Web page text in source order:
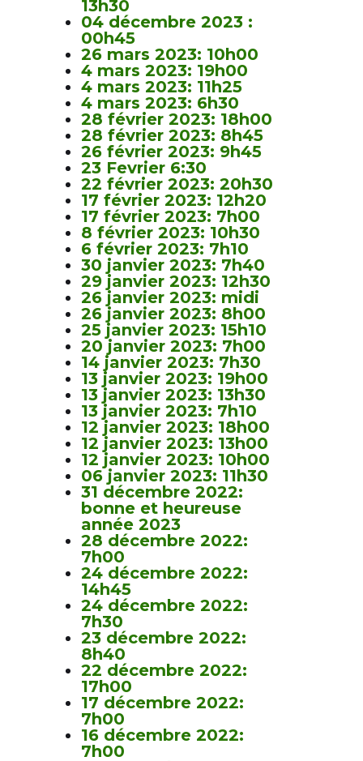
13h30
04 décembre 2023 :
00h45
26 mars 2023: 10h00
4 mars 2023: 19h00
4 mars 2023: 11h25
4 mars 2023: 6h30
28 février 2023: 18h00
28 février 2023: 8h45
26 février 2023: 9h45
23 Fevrier 6:30
22 février 2023: 20h30
17 février 2023: 12h20
17 février 2023: 7h00
8 février 2023: 10h30
6 février 2023: 7h10
30 janvier 2023: 7h40
29 janvier 2023: 12h30
26 janvier 2023: midi
26 janvier 2023: 8h00
25 janvier 2023: 15h10
20 janvier 2023: 7h00
14 janvier 2023: 7h30
13 janvier 2023: 19h00
13 janvier 2023: 13h30
13 janvier 2023: 7h10
12 janvier 2023: 18h00
12 janvier 2023: 13h00
12 janvier 2023: 10h00
06 janvier 2023: 11h30
31 décembre 2022:
bonne et heureuse
année 2023
28 décembre 2022:
7h00
24 décembre 2022:
14h45
24 décembre 2022:
7h30
23 décembre 2022:
8h40
22 décembre 2022:
17h00
17 décembre 2022:
7h00
16 décembre 2022:
7h00